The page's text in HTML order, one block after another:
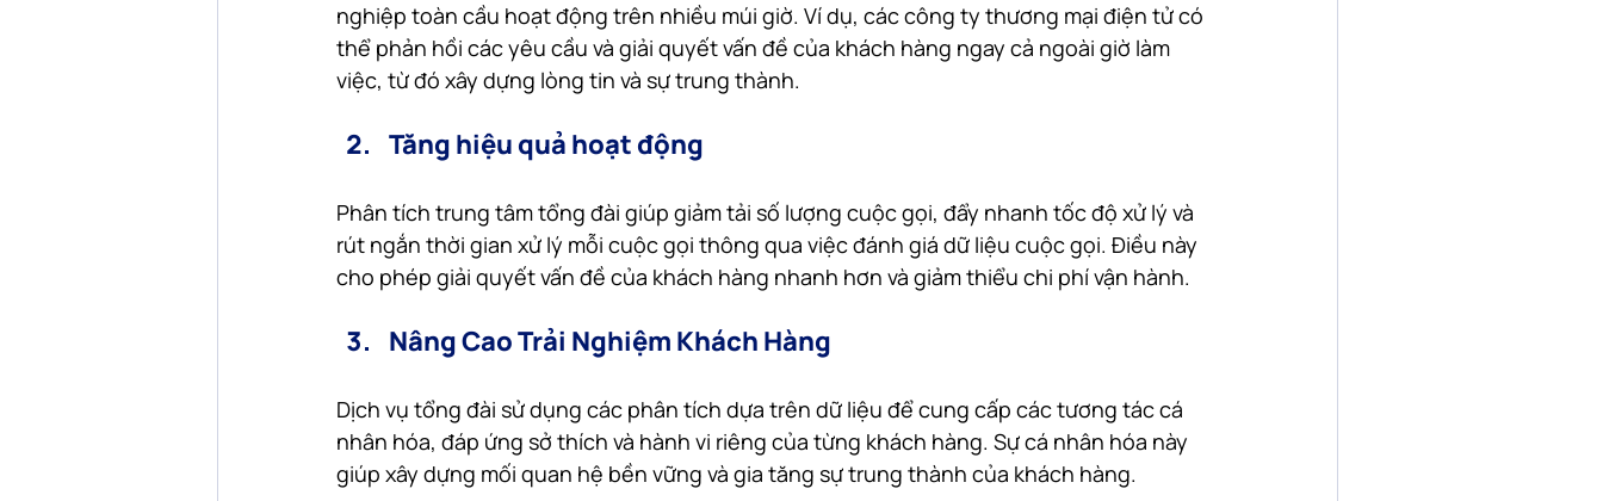
nghiệp toàn cầu hoạt động trên nhiều múi giờ. Ví dụ, các công ty thương mại điện tử có
thể phản hồi các yêu cầu và giải quyết vấn đề của khách hàng ngay cả ngoài giờ làm
việc, từ đó xây dựng lòng tin và sự trung thành.
Tăng hiệu quả hoạt động
Phân tích trung tâm tổng đài giúp giảm tải số lượng cuộc gọi, đẩy nhanh tốc độ xử lý và
rút ngắn thời gian xử lý mỗi cuộc gọi thông qua việc đánh giá dữ liệu cuộc gọi. Điều này
cho phép giải quyết vấn đề của khách hàng nhanh hơn và giảm thiểu chi phí vận hành.
Nâng Cao Trải Nghiệm Khách Hàng
Dịch vụ tổng đài sử dụng các phân tích dựa trên dữ liệu để cung cấp các tương tác cá
nhân hóa, đáp ứng sở thích và hành vi riêng của từng khách hàng. Sự cá nhân hóa này
giúp xây dựng mối quan hệ bền vững và gia tăng sự trung thành của khách hàng.